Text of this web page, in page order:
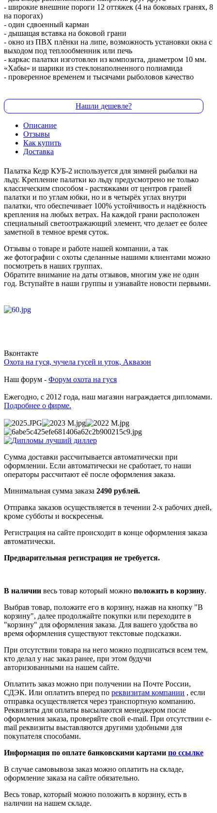
- широкие внешние пороги 12 оттяжек (4 на боковых гранях, 8
на порогах)
- один сдвоенный карман
- дышащая вставка на боковой грани
- окно из ПВХ плёнки на липе, возможность установки окна с
выходом под теплообменник или печь
- каркас палатки изготовлен из композита, диаметром 10 мм.
«Хабы» и шарики из стеклонаполненного полиамида
- проверенное временем и тысячами рыболовов качество
Нашли дешевле?
Описание
Отзывы
Как купить
Доставка
Палатка Кедр КУБ-2 используется для зимней рыбалки на
льду. Крепление палатки ко льду предусмотрено не только
классическим способом - растяжками от центров граней
палатки и по углам юбки, но и в четырёх углах внутри
палатки, что обеспечивает 100% устойчивость и надёжность
крепления на любых ветрах. На каждой грани расположен
специальный светоотражающий элемент, что делает ее более
заметной в темное время суток.
Отзывы о товаре и работе нашей компании, а так
же фотографии с охоты сделанные нашими клиентами можно
посмотреть в наших группах.
Обратите внимание на даты отзывов, многим уже не один
год. Вступайте в наши группы и узнавайте новости первыми.
Вконтакте
Охота на гуся, чучела гусей и уток, Аквазон
Наш форум - Форум охота на гуся
Ежегодно, с 2012 года, наш магазин награждается дипломами.
Подробнее о фирме.
Сумма доставки рассчитывается автоматически при
оформлении. Если автоматически не сработает, то наши
операторы рассчитают её после оформления заказа.
Минимальная сумма заказа 2490 рублей.
Отправка заказов осуществляется в течении 2-х рабочих дней,
кроме субботы и воскресенья.
Регистрация на сайте происходит в конце оформления заказа
автоматически.
Предварительная регистрация не требуется.
В наличии весь товар который можно положить в корзину.
Выбрав товар, положите его в корзину, нажав на кнопку "В
корзину", далее продолжайте покупки или переходите в
"корзину" для оформления заказа. Для вашего удобства во
время оформления существуют текстовые подсказки.
При отсутствии товара на него можно подписаться всем тем,
кто делал у нас заказ ранее, при этом будучи
авторизованными на нашем сайте.
Оплатить заказ можно при получении на Почте России,
СДЭК. Или оплатить вперед по реквизитам компании , если
отправка осуществляется через транспортную компанию.
Реквизиты для оплаты высылаются менеджером после
оформления заказа, проверяйте свой e-mail. При отсутствии e-
mail реквизиты выставляются другими удобными для
покупателя способами.
Информация по оплате банковскими картами по ссылке
В случае самовывоза заказ можно оплатить на складе,
оформление заказа на сайте обязательно.
Весь товар, который можно положить в корзину, есть в
наличии на нашем складе.